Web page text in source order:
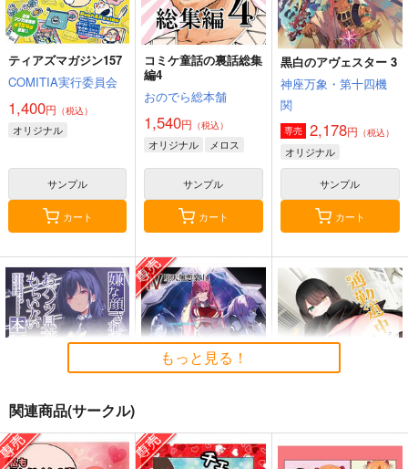
ティアズマガジン157
COMITIA実行委員会
1,400円 （税込）
オリジナル
サンプル
カート
コミケ童話の裏話総集
編4
おのでら総本舗
1,540円 （税込）
オリジナル メロス
サンプル
カート
黒白のアヴェスター 3
神座万象・第十四機
関
専売 2,178円 （税込）
オリジナル
サンプル
カート
嫌な顔されながらおパ
黒白のアヴェスター 4
通勤道中であの娘がぱ
もっと見る！
関連商品(サークル)